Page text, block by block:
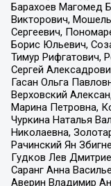
Барахоев Магомед
Викторович,
Сергеевич,
Борис Юльевич,
Тимур Рифгатович,
Сергей
Гасан Ольга
Верховский
Марина Петровна,
Чуркина Наталья
Николаевна,
Рачинский Ян
Гудков Лев
Саранг Анна
Аверин Владимир